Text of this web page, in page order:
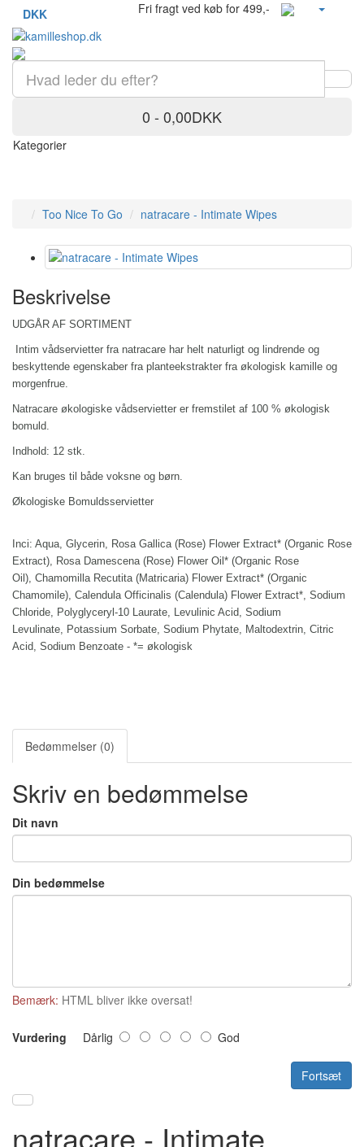
DKK Fri fragt ved køb for 499,-
0 - 0,00DKK
Kategorier
Too Nice To Go natracare - Intimate Wipes
Beskrivelse
UDGÅR AF SORTIMENT
Intim vådservietter fra natracare har helt naturligt og lindrende og
beskyttende egenskaber fra planteekstrakter fra økologisk kamille og
morgenfrue.
Natracare økologiske vådservietter er fremstilet af 100 % økologisk
bomuld.
Indhold: 12 stk.
Kan bruges til både voksne og børn.
Økologiske Bomuldsservietter
Inci: Aqua, Glycerin, Rosa Gallica (Rose) Flower Extract* (Organic Rose
Extract), Rosa Damescena (Rose) Flower Oil* (Organic Rose
Oil), Chamomilla Recutita (Matricaria) Flower Extract* (Organic
Chamomile), Calendula Officinalis (Calendula) Flower Extract*, Sodium
Chloride, Polyglyceryl-10 Laurate, Levulinic Acid, Sodium
Levulinate, Potassium Sorbate, Sodium Phytate, Maltodextrin, Citric
Acid, Sodium Benzoate - *= økologisk
Bedømmelser (0)
Skriv en bedømmelse
Dit navn
Din bedømmelse
Bemærk: HTML bliver ikke oversat!
Vurdering Dårlig God
Fortsæt
natracare - Intimate